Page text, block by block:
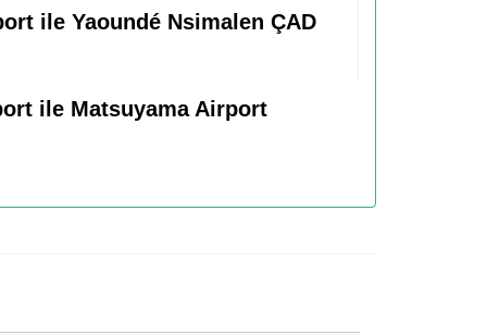
ile Yaoundé Nsimalen ÇAD
ile Matsuyama Airport